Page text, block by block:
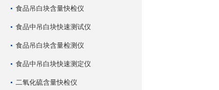
食品吊白块含量快检仪
食品中吊白块快速测试仪
食品吊白块含量检测仪
食品中吊白块快速测定仪
二氧化硫含量快检仪